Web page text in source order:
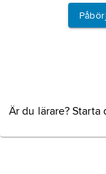
Är du lärare?